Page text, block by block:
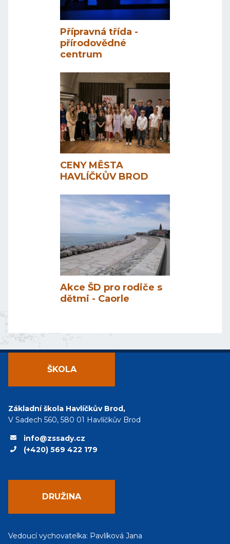
Přípravná třída -
přírodovědné
centrum
CENY MĚSTA
HAVLÍČKŮV BROD
Akce ŠD pro rodiče s
dětmi - Caorle
ŠKOLA
Základní škola Havlíčkův Brod,
V Sadech 560, 580 01 Havlíčkův Brod
info@zssady.cz
(+420) 569 422 179
DRUŽINA
Vedoucí vychovatelka: Pavlíková Jana